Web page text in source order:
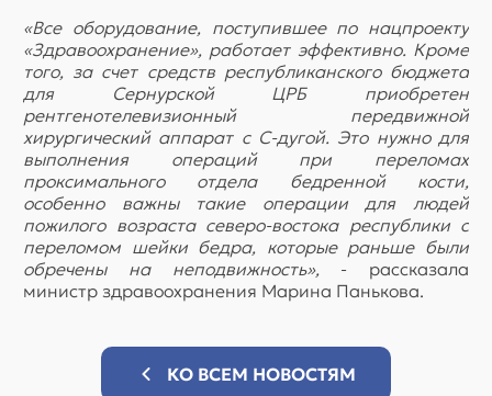
«Все оборудование, поступившее по нацпроекту
«Здравоохранение», работает эффективно. Кроме
того, за счет средств республиканского бюджета
для Сернурской ЦРБ приобретен
рентгенотелевизионный передвижной
хирургический аппарат с С-дугой. Это нужно для
выполнения операций при переломах
проксимального отдела бедренной кости,
особенно важны такие операции для людей
пожилого возраста северо-востока республики с
переломом шейки бедра, которые раньше были
обречены на неподвижность», - рассказала
министр здравоохранения Марина Панькова.
КО ВСЕМ НОВОСТЯМ